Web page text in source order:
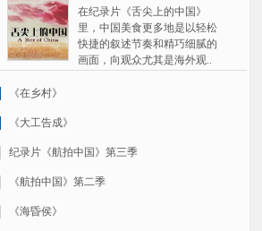
在纪录片《舌尖上的中国》
里，中国美食更多地是以轻松
快捷的叙述节奏和精巧细腻的
画面，向观众尤其是海外观..
《在乡村》
《大工告成》
纪录片《航拍中国》第三季
《航拍中国》第二季
《海昏侯》